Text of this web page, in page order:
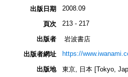
出版日期 2008.09
頁次 213 - 217
出版者
岩波書店
出版者網址
https://
出版地
東京, 日本 [Tokyo,